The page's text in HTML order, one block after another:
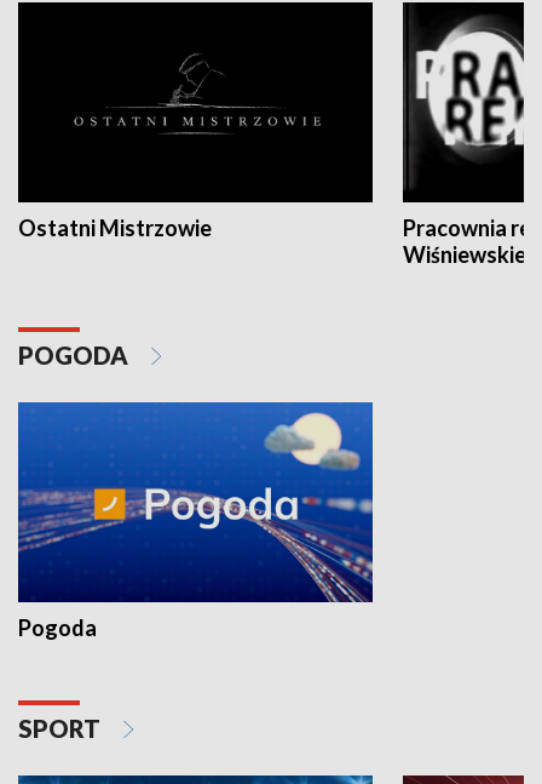
Ostatni Mistrzowie
Pracownia
POGODA
Pogoda
SPORT